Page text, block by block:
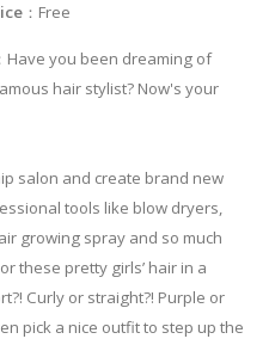
：Free
Have you been dreaming of
hair stylist? Now's your
salon and create brand new
tools like blow dryers,
growing spray and so much
these pretty girls’ hair in a
Curly or straight?! Purple or
pick a nice outfit to step up the